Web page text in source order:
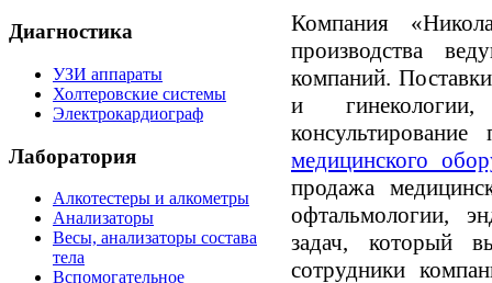
Диагностика
УЗИ аппараты
Холтеровские системы
Электрокардиограф
Лаборатория
Алкотестеры и алкометры
Анализаторы
Весы, анализаторы состава
тела
Вспомогательное
Компания
производства
компаний.
и
медицинского
продажа
офтальмологии,
задач, который
сотрудники